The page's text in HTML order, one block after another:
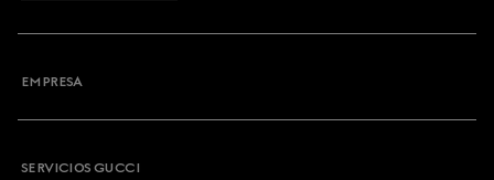
EMPRESA
SERVICIOS GUCCI